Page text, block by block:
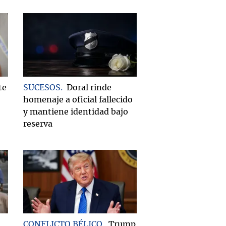
SUCESOS
Doral rinde
homenaje a oficial fallecido
y mantiene identidad bajo
reserva